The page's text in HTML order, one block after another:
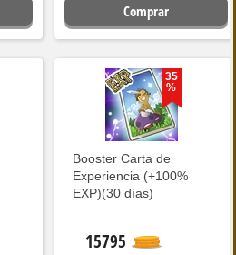
Comprar
35
%
Booster Carta de
Experiencia (+100%
EXP)(30 días)
15795